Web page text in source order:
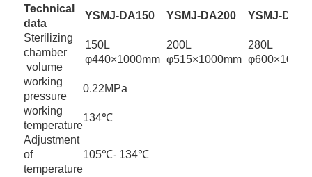
Technical
data
YSMJ-DA150 YSMJ-DA200
YSMJ-
Sterilizing
chamber
volume
150L
φ440×1000mm
200L
φ515×1000mm
280L
working
pressure
0.22MPa
working
temperature
134℃
Adjustment
of
temperature
105℃- 134℃